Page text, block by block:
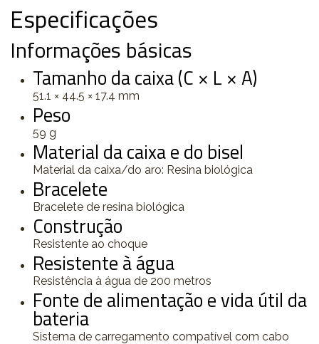
Especificações
Informações básicas
Tamanho da caixa (C × L × A)
51.1 × 44.5 × 17.4 mm
Peso
59 g
Material da caixa e do bisel
Material da caixa/do aro: Resina biológica
Bracelete
Bracelete de resina biológica
Construção
Resistente ao choque
Resistente à água
Resistência à água de 200 metros
Fonte de alimentação e vida útil da
bateria
Sistema de carregamento compatível com cabo